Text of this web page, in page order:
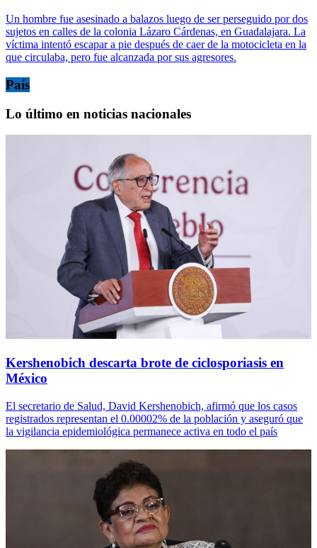
Un hombre fue asesinado a balazos luego de ser perseguido por dos
sujetos en calles de la colonia Lázaro Cárdenas, en Guadalajara. La
víctima intentó escapar a pie después de caer de la motocicleta en la
que circulaba, pero fue alcanzada por sus agresores.
País
Lo último en noticias nacionales
Kershenobich descarta brote de ciclosporiasis en
México
El secretario de Salud, David Kershenobich, afirmó que los casos
registrados representan el 0.00002% de la población y aseguró que
la vigilancia epidemiológica permanece activa en todo el país